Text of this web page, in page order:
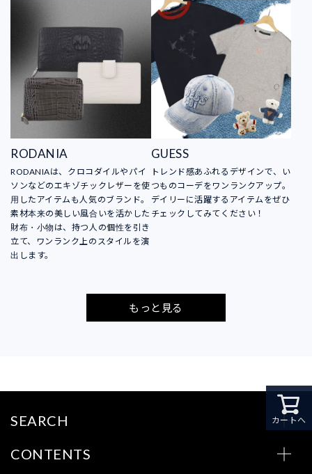
RODANIA
RODANIAは、クロコダイルやパイ
ソンなどのエキゾチックレザーを使
用したアイテムも人気のブランド。
素材本来の美しい風合いを活かした
財布・小物は、持つ人の個性を引き
立て、ワンランク上のスタイルを演
出します。
GUESS
トレンド感あふれるデザインで、い
つものコーデをワンランクアップ。
デイリーに活躍するアイテムをぜひ
チェックしてみてください！
もっと見る
カートへ
SEARCH
CONTENTS